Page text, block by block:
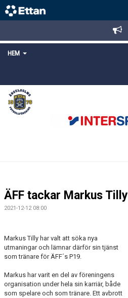
HEM
STARTSIDA
NYHETER
LÄNKAR
MEDLEMS OCH TRÄNINGSAVGIFTER
ÄFF tackar Markus Tilly
2021-12-12 08:00
Markus Tilly har valt att söka nya
utmaningar och lämnar därför sin tjänst
som tränare för ÄFF´s P19.
Markus har varit en del av föreningens
organisation under hela sin karriär, både
som spelare och som tränare. Ett avbrott